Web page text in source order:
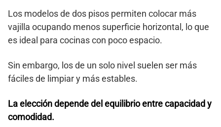
Los modelos de dos pisos permiten colocar más
vajilla ocupando menos superficie horizontal, lo que
es ideal para cocinas con poco espacio.
Sin embargo, los de un solo nivel suelen ser más
fáciles de limpiar y más estables.
La elección depende del equilibrio entre capacidad y
comodidad.